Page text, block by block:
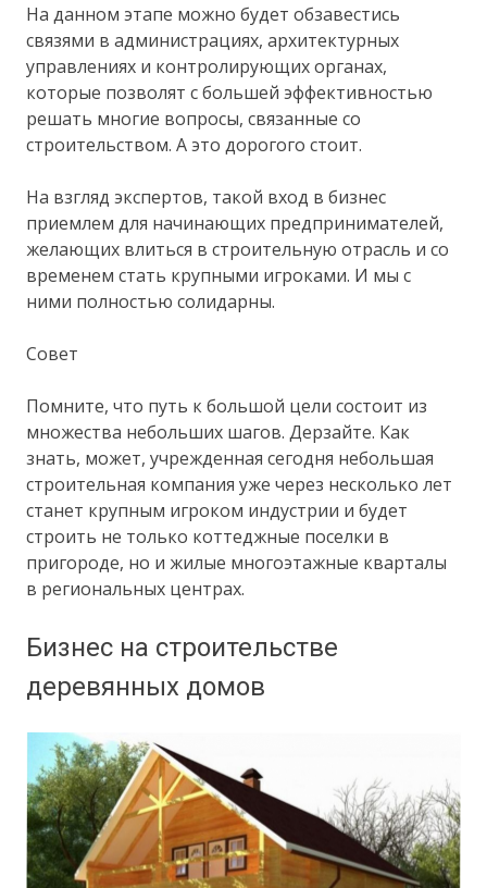
На данном этапе можно будет обзавестись
связями в администрациях, архитектурных
управлениях и контролирующих органах,
которые позволят с большей эффективностью
решать многие вопросы, связанные со
строительством. А это дорогого стоит.
На взгляд экспертов, такой вход в бизнес
приемлем для начинающих предпринимателей,
желающих влиться в строительную отрасль и со
временем стать крупными игроками. И мы с
ними полностью солидарны.
Совет
Помните, что путь к большой цели состоит из
множества небольших шагов. Дерзайте. Как
знать, может, учрежденная сегодня небольшая
строительная компания уже через несколько лет
станет крупным игроком индустрии и будет
строить не только коттеджные поселки в
пригороде, но и жилые многоэтажные кварталы
в региональных центрах.
Бизнес на строительстве
деревянных домов